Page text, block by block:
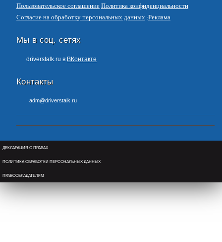
Пользовательское соглашение Политика конфиденциальности
Согласие на обработку персональных данных Реклама
Мы в соц. сетях
driverstalk.ru в ВКонтакте
Контакты
adm@driverstalk.ru
ДЕКЛАРАЦИЯ О ПРАВАХ
ПОЛИТИКА ОБРАБОТКИ ПЕРСОНАЛЬНЫХ ДАННЫХ
ПРАВООБЛАДАТЕЛЯМ